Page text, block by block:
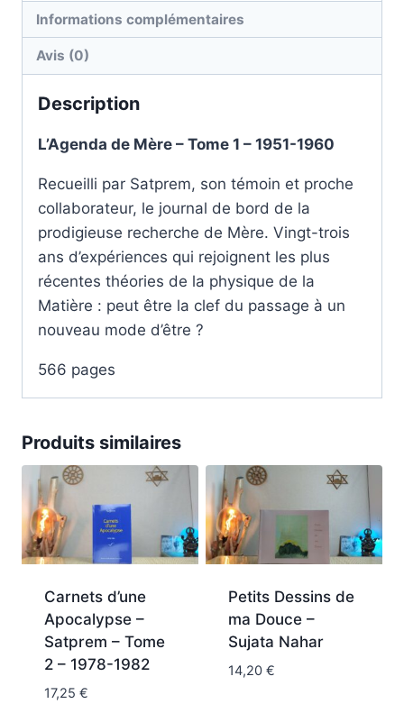
Informations complémentaires
Avis (0)
Description
L’Agenda de Mère – Tome 1 – 1951-1960
Recueilli par Satprem, son témoin et proche
collaborateur, le journal de bord de la
prodigieuse recherche de Mère. Vingt-trois
ans d’expériences qui rejoignent les plus
récentes théories de la physique de la
Matière : peut être la clef du passage à un
nouveau mode d’être ?
566 pages
Produits similaires
Carnets d’une
Apocalypse –
Satprem – Tome
2 – 1978-1982
17,25 €
Petits Dessins de
ma Douce –
Sujata Nahar
14,20 €